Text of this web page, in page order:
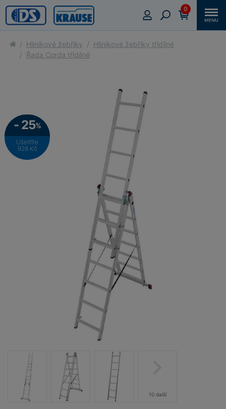
0
Hliníkové žebříky
Hliníkové žebříky třídílné
Řada Corda třídílné
10 další
- 25%
Ušetříte
928 Kč